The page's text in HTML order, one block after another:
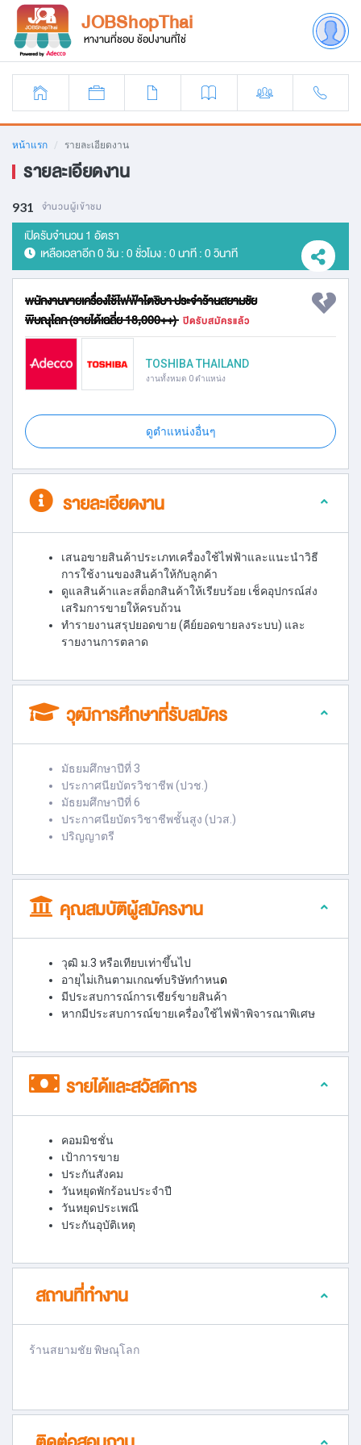
JOBShopThai
หางานที่ชอบ ช้อปงานที่ใช่
หน้าแรก รายละเอียดงาน
รายละเอียดงาน
931 จำนวนผู้เข้าชม
เปิดรับจำนวน 1 อัตรา
เหลือเวลาอีก0 วัน : 0 ชั่วโมง : 0 นาที : 0 วินาที
พนักงานขายเครื่องใช้ไฟฟ้าโตชิบา ประจำร้านสยามชัย
พิษณุโลก (รายได้เฉลี่ย 18,000++) ปิดรับสมัครแล้ว
TOSHIBA THAILAND
งานทั้งหมด 0 ตำแหน่ง
ดูตำแหน่งอื่นๆ
รายละเอียดงาน
เสนอขายสินค้าประเภทเครื่องใช้ไฟฟ้าและแนะนำวิธี
การใช้งานของสินค้าให้กับลูกค้า
ดูแลสินค้าและสต็อกสินค้าให้เรียบร้อย เช็คอุปกรณ์ส่ง
เสริมการขายให้ครบถ้วน
ทำรายงานสรุปยอดขาย (คีย์ยอดขายลงระบบ) และ
รายงานการตลาด
วุฒิการศึกษาที่รับสมัคร
มัธยมศึกษาปีที่ 3
ประกาศนียบัตรวิชาชีพ (ปวช.)
มัธยมศึกษาปีที่ 6
ประกาศนียบัตรวิชาชีพชั้นสูง (ปวส.)
ปริญญาตรี
คุณสมบัติผู้สมัครงาน
วุฒิ ม.3 หรือเทียบเท่าขึ้นไป
อายุไม่เกินตามเกณฑ์บริษัทกำหนด
มีประสบการณ์การเชียร์ขายสินค้า
หากมีประสบการณ์ขายเครื่องใช้ไฟฟ้าพิจารณาพิเศษ
รายได้และสวัสดิการ
คอมมิชชั่น
เป้าการขาย
ประกันสังคม
วันหยุดพักร้อนประจำปี
วันหยุดประเพณี
ประกันอุบัติเหตุ
สถานที่ทำงาน
ร้านสยามชัย พิษณุโลก